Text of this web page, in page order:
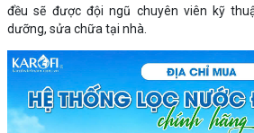
đều sẽ được đội ngũ chuyên viên kỹ
dưỡng, sửa chữa tại nhà.